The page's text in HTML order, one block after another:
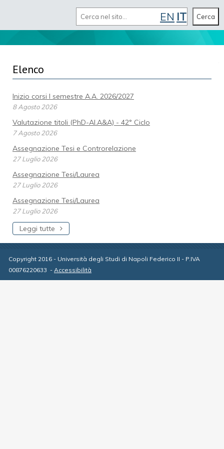
Cerca
Elenco
Inizio corsi I semestre A.A. 2026/2027
8 Agosto 2026
Valutazione titoli (PhD-AI.A&A) - 42° Ciclo
7 Agosto 2026
Assegnazione Tesi e Controrelazione
27 Luglio 2026
Assegnazione Tesi/Laurea
27 Luglio 2026
Assegnazione Tesi/Laurea
27 Luglio 2026
Leggi tutte
Copyright 2016 - Università degli Studi di Napoli Federico II - P.IVA
00876220633 - Accessibilità
EN IT